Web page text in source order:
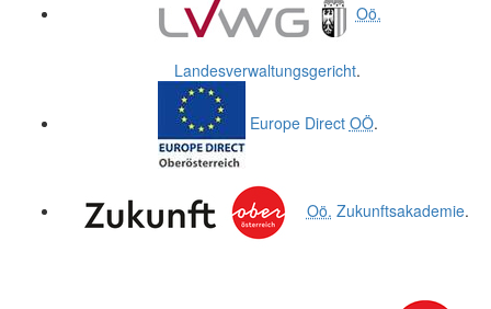
Oö.
Landesverwaltungsgericht.
Europe Direct OÖ.
Oö. Zukunftsakademie.